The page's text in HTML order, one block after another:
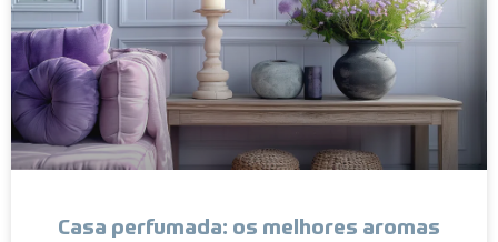
Casa perfumada: os melhores aromas